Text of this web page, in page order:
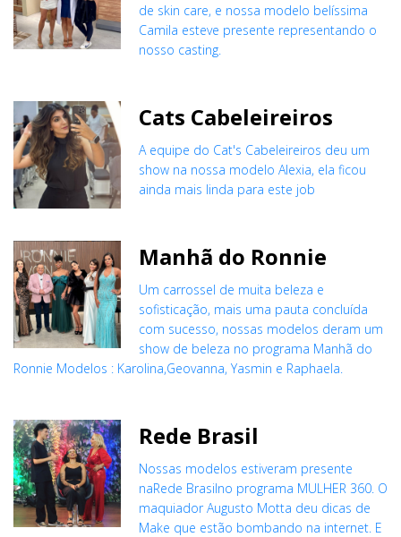
de skin care, e nossa modelo belíssima
Camila esteve presente representando o
nosso casting.
Cats Cabeleireiros
A equipe do Cat's Cabeleireiros deu um
show na nossa modelo Alexia, ela ficou
ainda mais linda para este job
Manhã do Ronnie
Um carrossel de muita beleza e
sofisticação, mais uma pauta concluída
com sucesso, nossas modelos deram um
show de beleza no programa Manhã do
Ronnie Modelos : Karolina,Geovanna, Yasmin e Raphaela.
Rede Brasil
Nossas modelos estiveram presente
naRede Brasilno programa MULHER 360. O
maquiador Augusto Motta deu dicas de
Make que estão bombando na internet. E